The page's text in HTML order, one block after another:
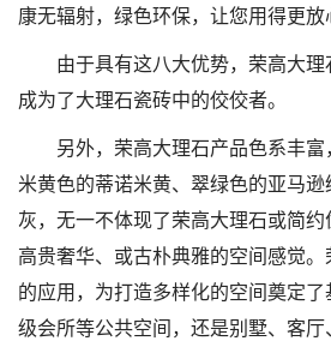
康无辐射，绿色环保，让您用得更放
由于具有这八大优势，荣高大理
成为了大理石瓷砖中的佼佼者。
另外，荣高大理石产品色系丰富
米黄色的蒂诺米黄、翠绿色的亚马逊
灰，无一不体现了荣高大理石或简
高贵奢华、或古朴典雅的空间感觉
的应用，为打造多样化的空间奠定
级会所等公共空间，还是别墅、客